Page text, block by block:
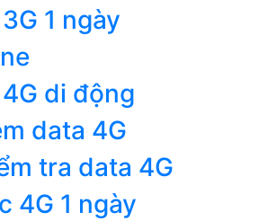
1 ngày
di động
data 4G
tra data 4G
4G 1 ngày